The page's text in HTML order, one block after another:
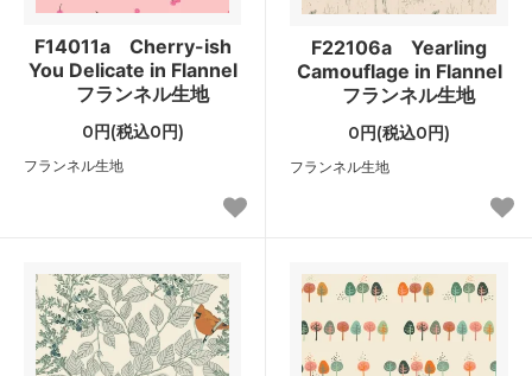
F14011a Cherry-ish
You Delicate in Flannel
フランネル生地
0円(税込0円)
フランネル生地
F22106a Yearling
Camouflage in Flannel
フランネル生地
0円(税込0円)
フランネル生地